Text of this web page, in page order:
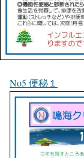
No5 便秘１